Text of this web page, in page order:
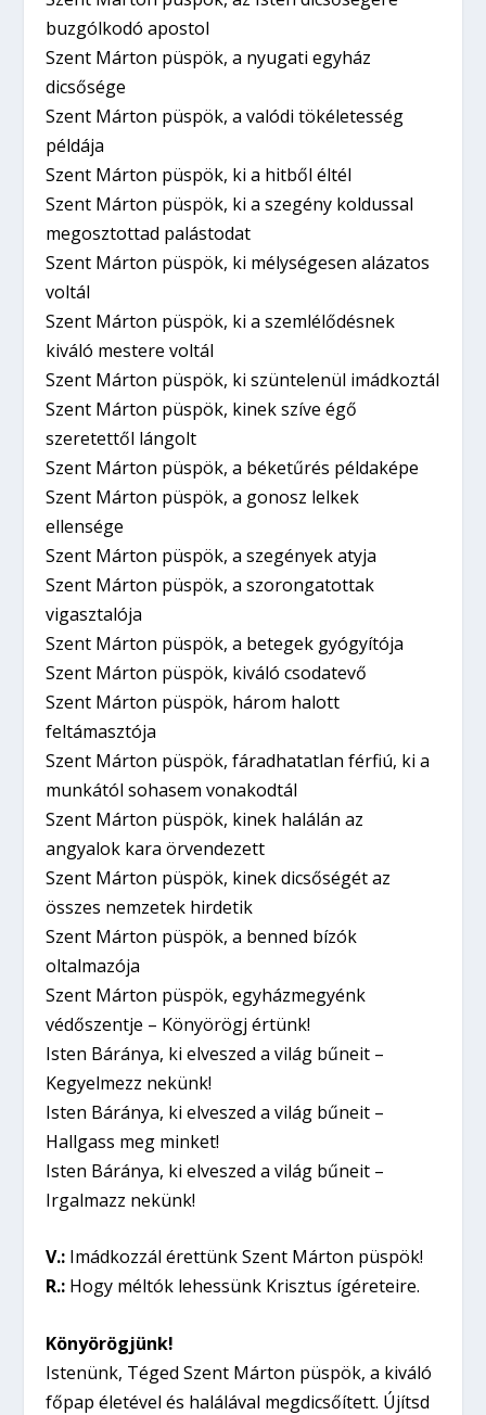
buzgólkodó apostol
Szent Márton püspök, a nyugati egyház
dicsősége
Szent Márton püspök, a valódi tökéletesség
példája
Szent Márton püspök, ki a hitből éltél
Szent Márton püspök, ki a szegény koldussal
megosztottad palástodat
Szent Márton püspök, ki mélységesen alázatos
voltál
Szent Márton püspök, ki a szemlélődésnek
kiváló mestere voltál
Szent Márton püspök, ki szüntelenül imádkoztál
Szent Márton püspök, kinek szíve égő
szeretettől lángolt
Szent Márton püspök, a béketűrés példaképe
Szent Márton püspök, a gonosz lelkek
ellensége
Szent Márton püspök, a szegények atyja
Szent Márton püspök, a szorongatottak
vigasztalója
Szent Márton püspök, a betegek gyógyítója
Szent Márton püspök, kiváló csodatevő
Szent Márton püspök, három halott
feltámasztója
Szent Márton püspök, fáradhatatlan férfiú, ki a
munkától sohasem vonakodtál
Szent Márton püspök, kinek halálán az
angyalok kara örvendezett
Szent Márton püspök, kinek dicsőségét az
összes nemzetek hirdetik
Szent Márton püspök, a benned bízók
oltalmazója
Szent Márton püspök, egyházmegyénk
védőszentje – Könyörögj értünk!
Isten Báránya, ki elveszed a világ bűneit –
Kegyelmezz nekünk!
Isten Báránya, ki elveszed a világ bűneit –
Hallgass meg minket!
Isten Báránya, ki elveszed a világ bűneit –
Irgalmazz nekünk!
V.: Imádkozzál érettünk Szent Márton püspök!
R.: Hogy méltók lehessünk Krisztus ígéreteire.
Könyörögjünk!
Istenünk, Téged Szent Márton püspök, a kiváló
főpap életével és halálával megdicsőített. Újítsd